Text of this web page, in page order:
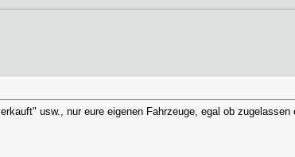
usw., nur eure eigenen Fahrzeuge, egal ob zugelassen